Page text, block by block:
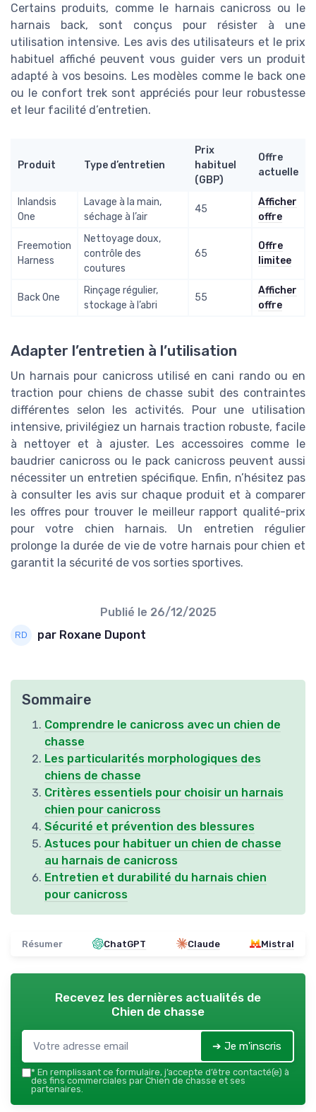
Certains produits, comme le harnais canicross ou le
harnais back, sont conçus pour résister à une
utilisation intensive. Les avis des utilisateurs et le prix
habituel affiché peuvent vous guider vers un produit
adapté à vos besoins. Les modèles comme le back one
ou le confort trek sont appréciés pour leur robustesse
et leur facilité d’entretien.
Produit Type d’entretien
Prix
habituel
(GBP)
Offre
actuelle
Inlandsis
One
Lavage à la main,
séchage à l’air
45
Afficher
offre
Freemotion
Harness
Nettoyage doux,
contrôle des
coutures
65
Offre
limitee
Back One
Rinçage régulier,
stockage à l’abri
55
Afficher
offre
Adapter l’entretien à l’utilisation
Un harnais pour canicross utilisé en cani rando ou en
traction pour chiens de chasse subit des contraintes
différentes selon les activités. Pour une utilisation
intensive, privilégiez un harnais traction robuste, facile
à nettoyer et à ajuster. Les accessoires comme le
baudrier canicross ou le pack canicross peuvent aussi
nécessiter un entretien spécifique. Enfin, n’hésitez pas
à consulter les avis sur chaque produit et à comparer
les offres pour trouver le meilleur rapport qualité-prix
pour votre chien harnais. Un entretien régulier
prolonge la durée de vie de votre harnais pour chien et
garantit la sécurité de vos sorties sportives.
Publié le 26/12/2025
par Roxane Dupont
Sommaire
Comprendre le canicross avec un chien de
chasse
Les particularités morphologiques des
chiens de chasse
Critères essentiels pour choisir un harnais
chien pour canicross
Sécurité et prévention des blessures
Astuces pour habituer un chien de chasse
au harnais de canicross
Entretien et durabilité du harnais chien
pour canicross
Résumer ChatGPT Claude Mistral
Recevez les dernières actualités de
Chien de chasse
➔ Je m'inscris
* En remplissant ce formulaire, j’accepte d’être contacté(e) à
des fins commerciales par Chien de chasse et ses
partenaires.